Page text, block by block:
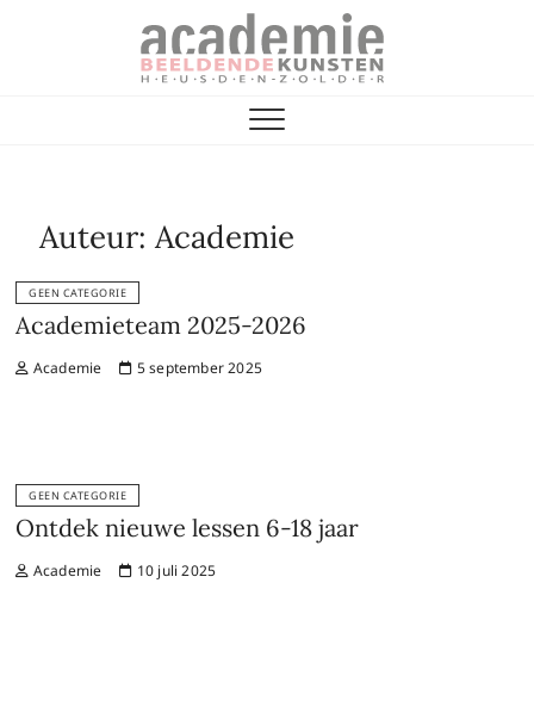
Vrienden van de
Auteur:Academie
GEEN CATEGORIE
Academieteam 2025-2026
Academie 5 september 2025
GEEN CATEGORIE
Ontdek nieuwe lessen 6-18 jaar
Academie 10 juli 2025